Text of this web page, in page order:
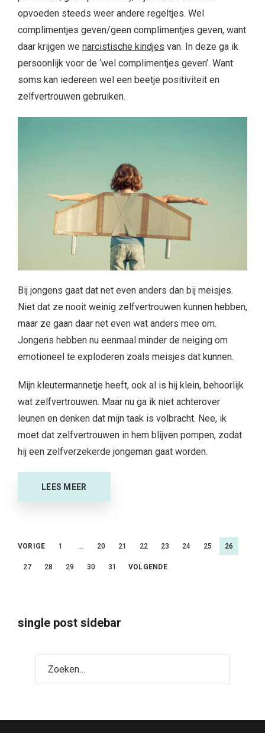
opvoeden steeds weer andere regeltjes. Wel
complimentjes geven/geen complimentjes geven, want
daar krijgen we narcistische kindjes van. In deze ga ik
persoonlijk voor de ‘wel complimentjes geven’. Want
soms kan iedereen wel een beetje positiviteit en
zelfvertrouwen gebruiken.
Bij jongens gaat dat net even anders dan bij meisjes.
Niet dat ze nooit weinig zelfvertrouwen kunnen hebben,
maar ze gaan daar net even wat anders mee om.
Jongens hebben nu eenmaal minder de neiging om
emotioneel te exploderen zoals meisjes dat kunnen.
Mijn kleutermannetje heeft, ook al is hij klein, behoorlijk
wat zelfvertrouwen. Maar nu ga ik niet achterover
leunen en denken dat mijn taak is volbracht. Nee, ik
moet dat zelfvertrouwen in hem blijven pompen, zodat
hij een zelfverzekerde jongeman gaat worden.
LEES MEER
Berichtnavigatie
VORIGE 1 … 20 21 22 23 24 25 26
27 28 29 30 31 VOLGENDE
single post sidebar